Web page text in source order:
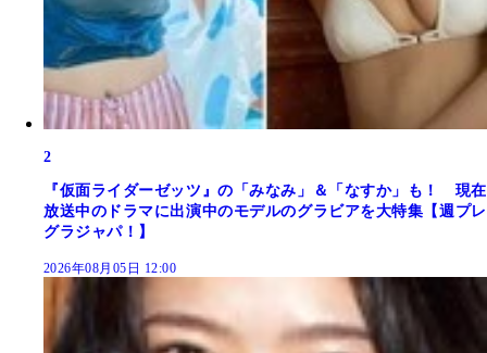
2
『仮面ライダーゼッツ』の「みなみ」＆「なすか」も！ 現在
放送中のドラマに出演中のモデルのグラビアを大特集【週プレ
グラジャパ！】
2026年08月05日 12:00